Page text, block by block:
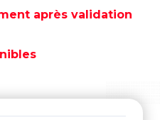
après validation